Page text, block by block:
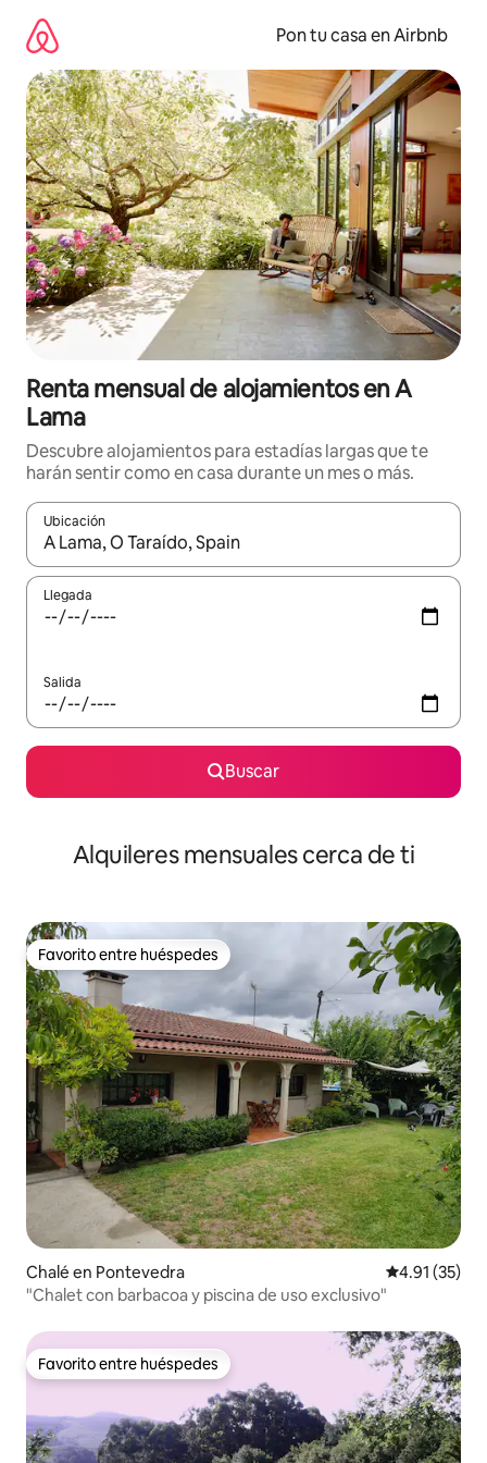
contenido
Pon tu casa en Airbnb
Renta mensual de alojamientos en A
Lama
Descubre alojamientos para estadías largas que te
harán sentir como en casa durante un mes o más.
Ubicación
Cuando los resultados estén disponibles, navega con las
Llegada
Salida
Buscar
Alquileres mensuales cerca de ti
Favorito entre huéspedes
Favorito entre huéspedes
Chalé en Pontevedra Calificación
4.91 (35)
"Chalet con barbacoa y piscina de uso exclusivo"
Favorito entre huéspedes
Favorito entre huéspedes